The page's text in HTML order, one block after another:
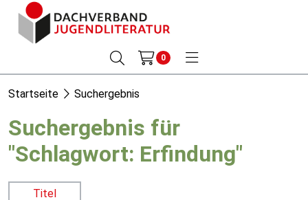
0
Startseite Suchergebnis
Suchergebnis für
"Schlagwort: Erfindung"
Titel